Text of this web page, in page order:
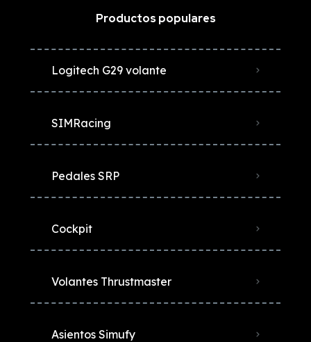
Productos populares
Logitech G29 volante
SIMRacing
Pedales SRP
Cockpit
Volantes Thrustmaster
Asientos Simufy